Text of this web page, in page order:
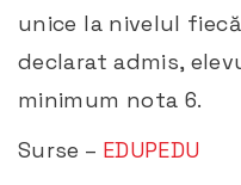
unice la nivelul
declarat admis,
minimum nota 6.
Surse – EDUPEDU